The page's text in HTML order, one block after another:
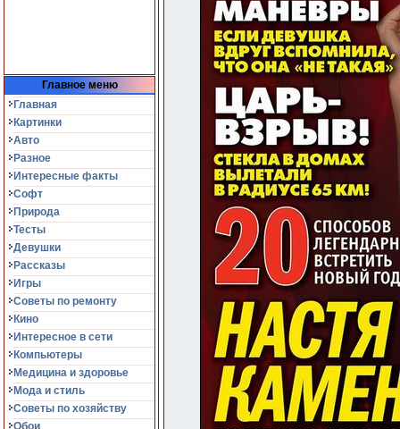
Главное меню
Главная
Картинки
Авто
Разное
Интересные факты
Софт
Природа
Тесты
Девушки
Рассказы
Игры
Советы по ремонту
Кино
Интересное в сети
Компьютеры
Медицина и здоровье
Мода и стиль
Советы по хозяйству
Обои